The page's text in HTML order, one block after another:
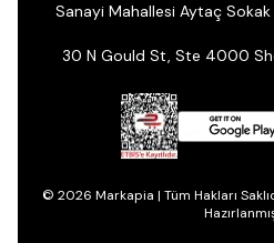
Sanayi Mahallesi Aytaç Sokak
30 N Gould St, Ste 4000
© 2026 Markapia | Tüm Hakları